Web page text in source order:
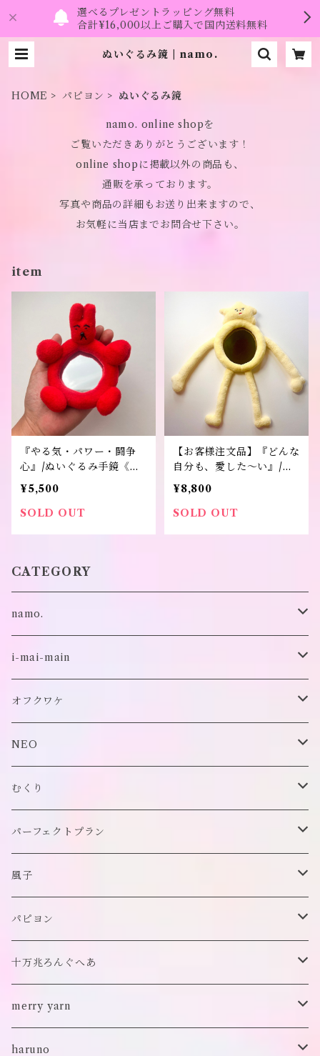
選べるプレゼントラッピング無料
合計¥16,000以上ご購入で国内送料無料
ぬいぐるみ鏡 | namo.
HOME パピヨン ぬいぐるみ鏡
namo. online shopを
ご覧いただきありがとうございます！
online shopに掲載以外の商品も、
通販を承っております。
写真や商品の詳細もお送り出来ますので、
お気軽に当店までお問合せ下さい。
item
『やる気・パワー・闘争
心』/ぬいぐるみ手鏡《ド
リーミーマート・パピヨ
ン》
¥5,500
SOLD OUT
【お客様注文品】『どんな
自分も、愛した〜い』/ぬ
いぐるみ鏡《ドリーミー･
マート パピヨン》
¥8,800
SOLD OUT
CATEGORY
namo.
古着
オリジナル
i-mai-main
ビスチェ
付け襟
帽子
スヌード
チョーカー/ネックレス
バッグ
バブーシュカ
ポンチョ
オフクワケ
トップス
アウター
付け襟
bag/巾着
パンツ
ヘアアクセサリー
雑貨
キッズ
NEO
財布
ポーチ
bag/巾着
ピアス/イヤリング
イヤカフ
チョーカー
ヘアバレッタ
むくり
リング
ピアス/イヤリング
ブローチ
刺繍キャップ
ロンT
Tシャツ
パーフェクトプラン
ワンピース
トップス
アウター
パンツ
スカート
風子
ぬいぐるみ
刺繍ポーチ
ブローチ
パピヨン
ぬいぐるみ
ぬいぐるみブローチ
ぬいぐるみリング
十万兆ろんぐへあ
ブローチ
マフラー
merry yarn
帽子
haruno